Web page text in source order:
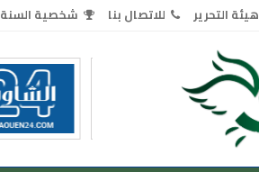
هيئة التحرير للاتصال بنا شخصية السنة